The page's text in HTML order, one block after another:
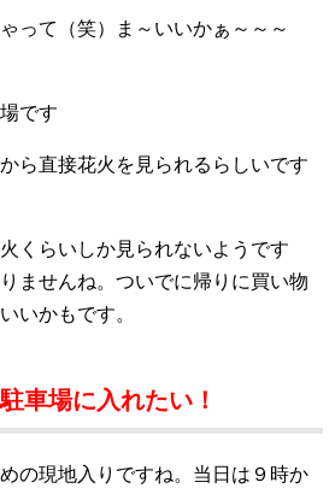
って（笑）ま～いいかぁ～～～
です
ら直接花火を見られるらしいです
くらいしか見られないようです
ませんね。ついでに帰りに買い物
いかもです。
車場に入れたい！
の現地入りですね。当日は９時か